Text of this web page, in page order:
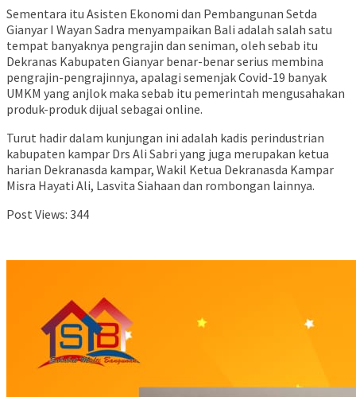
Sementara itu Asisten Ekonomi dan Pembangunan Setda
Gianyar I Wayan Sadra menyampaikan Bali adalah salah satu
tempat banyaknya pengrajin dan seniman, oleh sebab itu
Dekranas Kabupaten Gianyar benar-benar serius membina
pengrajin-pengrajinnya, apalagi semenjak Covid-19 banyak
UMKM yang anjlok maka sebab itu pemerintah mengusahakan
produk-produk dijual sebagai online.
Turut hadir dalam kunjungan ini adalah kadis perindustrian
kabupaten kampar Drs Ali Sabri yang juga merupakan ketua
harian Dekranasda kampar, Wakil Ketua Dekranasda Kampar
Misra Hayati Ali, Lasvita Siahaan dan rombongan lainnya.
Post Views: 344